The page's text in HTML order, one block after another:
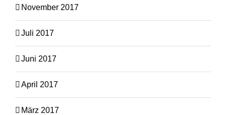
November 2017
Juli 2017
Juni 2017
April 2017
März 2017